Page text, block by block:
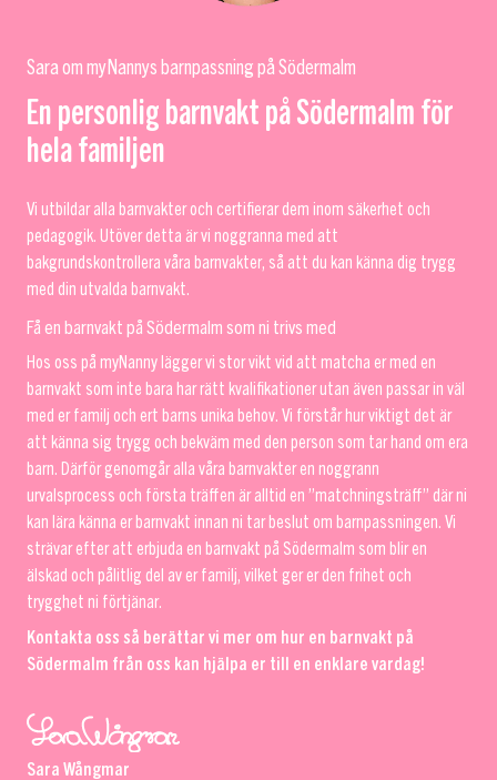
Sara om myNannys barnpassning på Södermalm
En personlig barnvakt på Södermalm för
hela familjen
Vi utbildar alla barnvakter och certifierar dem inom säkerhet och
pedagogik. Utöver detta är vi noggranna med att
bakgrundskontrollera våra barnvakter, så att du kan känna dig trygg
med din utvalda barnvakt.
Få en barnvakt på Södermalm som ni trivs med
Hos oss på myNanny lägger vi stor vikt vid att matcha er med en
barnvakt som inte bara har rätt kvalifikationer utan även passar in väl
med er familj och ert barns unika behov. Vi förstår hur viktigt det är
att känna sig trygg och bekväm med den person som tar hand om era
barn. Därför genomgår alla våra barnvakter en noggrann
urvalsprocess och första träffen är alltid en ”matchningsträff” där ni
kan lära känna er barnvakt innan ni tar beslut om barnpassningen. Vi
strävar efter att erbjuda en barnvakt på Södermalm som blir en
älskad och pålitlig del av er familj, vilket ger er den frihet och
trygghet ni förtjänar.
Kontakta oss så berättar vi mer om hur en barnvakt på
Södermalm från oss kan hjälpa er till en enklare vardag!
Sara Wångmar